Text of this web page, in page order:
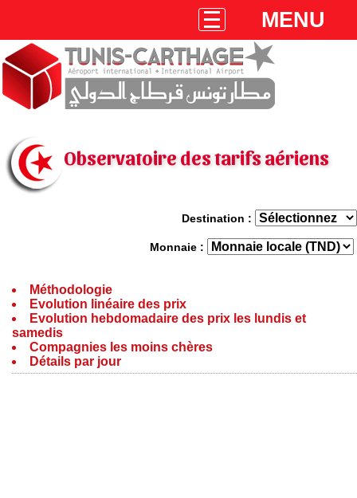
MENU
Observatoire des tarifs aériens
Destination :
Monnaie :
Méthodologie
Evolution linéaire des prix
Evolution hebdomadaire des prix les lundis et
samedis
Compagnies les moins chères
Détails par jour